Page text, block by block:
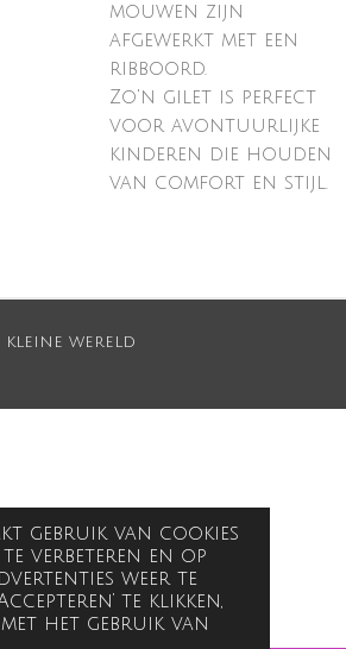
gebruik van cookies
verbeteren en op
weer te
te klikken,
het gebruik van
mouwen zijn
afgewerkt met een
ribboord.
Zo'n gilet is perfect
voor avontuurlijke
kinderen die houden
van comfort en stijl.
kleine wereld